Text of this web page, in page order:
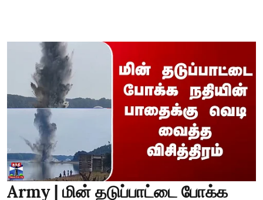
Army | மின் தடுப்பாட்டை போக்க